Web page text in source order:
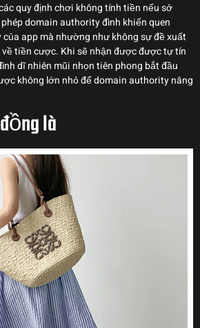
quy định chơi không tính tiền nếu sở
domain authority đình khiến quen
app mà nhường như không sự đề xuất
tiền cược. Khi sẽ nhận được được tự tín
dĩ nhiên mũi nhọn tiên phong bắt đầu
không lớn nhỏ để domain authority nâng
là